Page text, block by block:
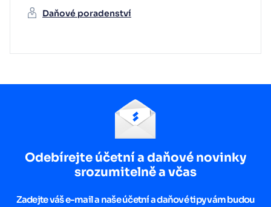
Daňové poradenství
Odebírejte účetní a daňové novinky
srozumitelně a včas
Zadejte váš e-mail a naše účetní a daňové tipy vám budou